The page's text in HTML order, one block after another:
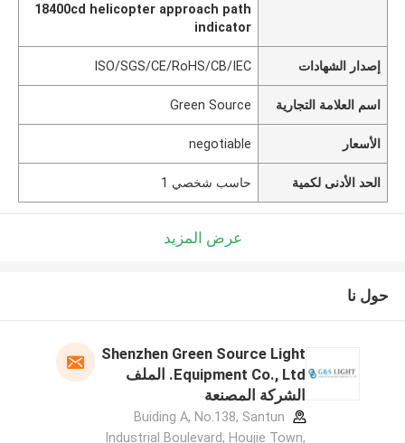
18400cd helicopter approach path
indicator
إصدار الشهادات ISO/SGS/CE/RoHS/CB/IEC
اسم العلامة التجارية Green Source
الأسعار negotiable
الحد الأدنى لكمية حاسب شخصي 1
عرض المزيد
حول نا
Shenzhen Green Source Light
Equipment Co., Ltd. الملف
الشركة المصنعة
Buiding A, No.138, Santun
Industrial Boulevard, Houjie Town,